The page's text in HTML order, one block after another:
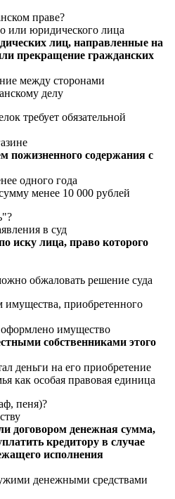
праве?
или юридического лица
лиц, направленные на
прекращение гражданских
между сторонами
делу
требует обязательной
пожизненного содержания с
одного года
менее 10 000 рублей
в суд
иску лица, право которого
обжаловать решение суда
имущества, приобретенного
оформлено имущество
собственниками этого
деньги на его приобретение
как особая правовая единица
пеня)?
договором денежная сумма,
кредитору в случае
исполнения
денежными средствами